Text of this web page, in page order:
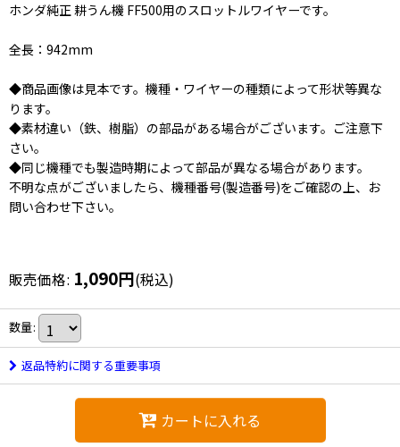
ホンダ純正 耕うん機 FF500用のスロットルワイヤーです。
全長：942mm
◆商品画像は見本です。機種・ワイヤーの種類によって形状等異な
ります。
◆素材違い（鉄、樹脂）の部品がある場合がございます。ご注意下
さい。
◆同じ機種でも製造時期によって部品が異なる場合があります。
不明な点がございましたら、機種番号(製造番号)をご確認の上、お
問い合わせ下さい。
販売価格: 1,090円(税込)
数量:
返品特約に関する重要事項
カートに入れる